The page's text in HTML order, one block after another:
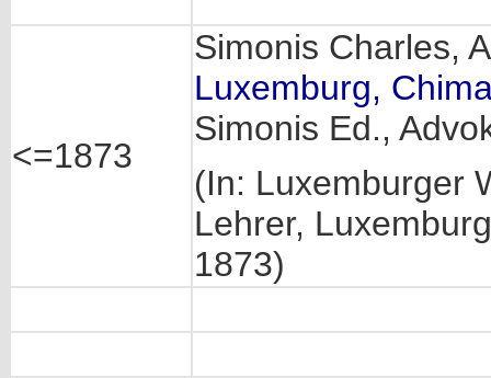
<=1873
Simonis Charles,
Luxemburg,
Simonis Ed.,
(In: Luxemburger
Lehrer,
1873)